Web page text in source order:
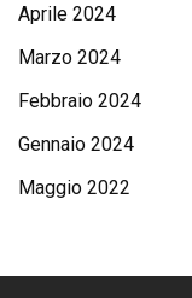
Aprile 2024
Marzo 2024
Febbraio 2024
Gennaio 2024
Maggio 2022